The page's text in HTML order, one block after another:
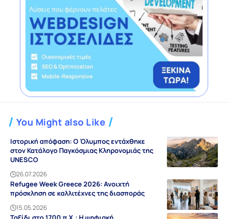
You Might also Like
Ιστορική απόφαση: Ο Όλυμπος εντάχθηκε
στον Κατάλογο Παγκόσμιας Κληρονομιάς της
UNESCO
26.07.2026
Refugee Week Greece 2026: Ανοιχτή
πρόσκληση σε καλλιτέχνες της διασποράς
15.05.2026